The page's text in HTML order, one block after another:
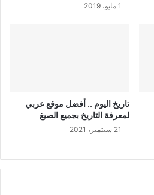
1 مايو، 2019
تاريخ اليوم .. أفضل موقع عربي
لمعرفة التاريخ بجميع الصيغ
21 سبتمبر، 2021